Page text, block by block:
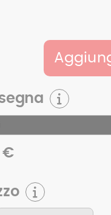
€